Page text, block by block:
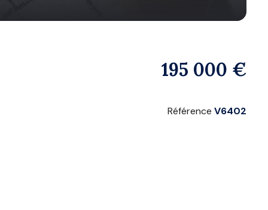
195 000 €
Référence V6402